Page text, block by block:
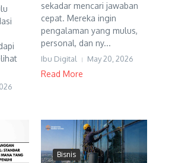
sekadar mencari jawaban
cepat. Mereka ingin
pengalaman yang mulus,
personal, dan ny...
Ibu Digital May 20, 2026
Read More
Bisnis